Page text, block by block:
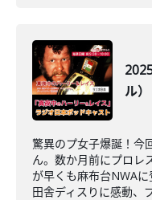
ル）
驚異のプ女子爆誕！今
ん。数か月前にプロレ
が早くも麻布台NWAに
田舎ディスりに感動、